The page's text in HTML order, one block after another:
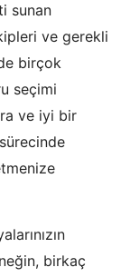
sunan
ve gerekli
birçok
seçimi
ve iyi bir
birkaç